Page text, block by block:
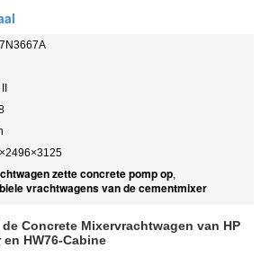
zette concrete pomp op,
vrachtwagens van de cementmixer
de Concrete Mixervrachtwagen van HP
HW76-Cabine